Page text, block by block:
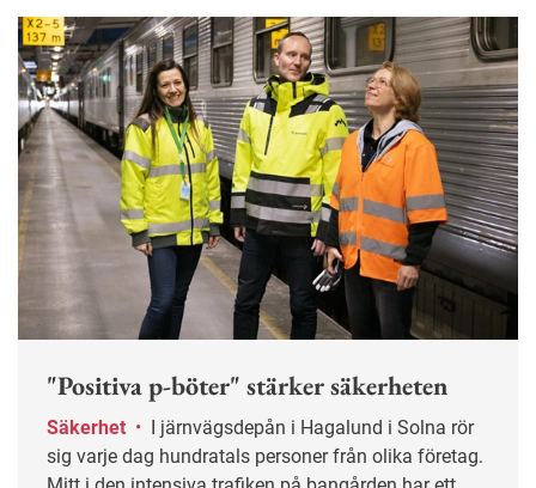
"Positiva p-böter" stärker säkerheten
Säkerhet •
sig varje dag hundratals personer från olika företag.